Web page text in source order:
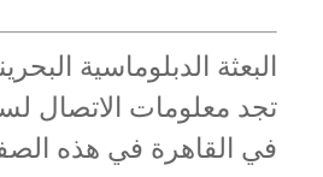
البعثة الدبلوماسية
تجد معلومات الاتصال
في القاهرة في هذه